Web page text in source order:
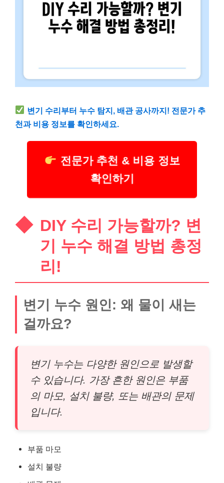
변기 수리부터 누수 탐지, 배관 공사까지! 전문가 추
천과 비용 정보를 확인하세요.
전문가 추천 & 비용 정보
확인하기
DIY 수리 가능할까? 변
기 누수 해결 방법 총정
리!
변기 누수 원인: 왜 물이 새는
걸까요?
변기 누수는 다양한 원인으로 발생할
수 있습니다. 가장 흔한 원인은 부품
의 마모, 설치 불량, 또는 배관의 문제
입니다.
부품 마모
설치 불량